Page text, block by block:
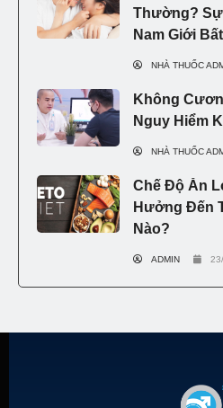
Thường? Sự
Nam Giới
NHÀ THUỐC
Không
Nguy Hiểm
NHÀ THUỐC
Chế Độ Ăn
Hưởng Đến
Nào?
ADMIN